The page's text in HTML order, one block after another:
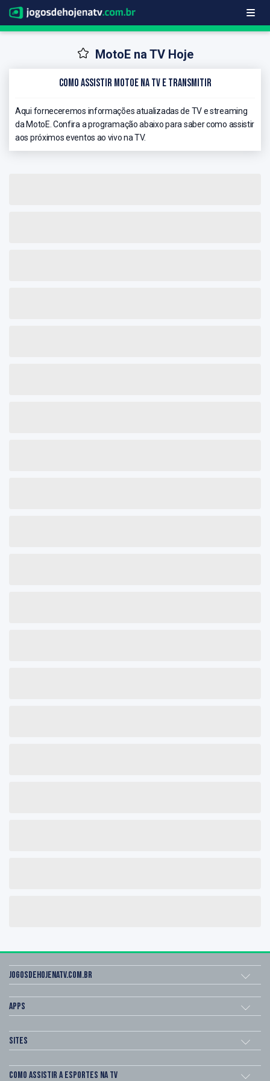
MotoE na TV Hoje
Como Assistir MotoE na TV e Transmitir
Aqui forneceremos informações atualizadas de TV e streaming
da MotoE. Confira a programação abaixo para saber como assistir
aos próximos eventos ao vivo na TV.
Jogosdehojenatv.com.br
Apps
Sites
Como assistir a esportes na TV